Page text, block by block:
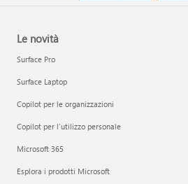
Le novità
Surface Pro
Surface Laptop
Copilot per le organizzazioni
Copilot per l'utilizzo personale
Microsoft 365
Esplora i prodotti Microsoft